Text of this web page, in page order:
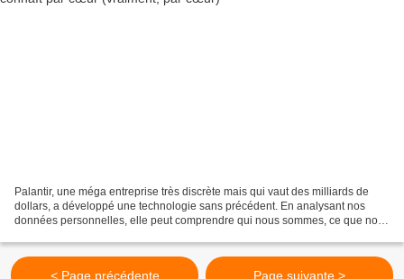
Palantir, une méga entreprise très discrète mais qui vaut des milliards de
dollars, a développé une technologie sans précédent. En analysant nos
données personnelles, elle peut comprendre qui nous sommes, ce que nous
< Page précédente Page suivante >